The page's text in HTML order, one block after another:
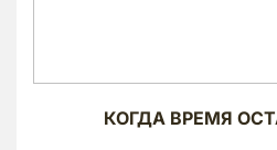
КОГДА ВРЕМЯ